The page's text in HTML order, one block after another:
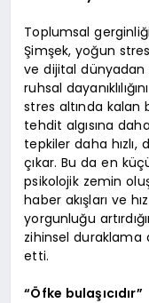
Toplumsal
Şimşek, yoğun
ve dijital dünyadan
ruhsal
stres altında kalan
tehdit algısına
tepkiler daha
çıkar. Bu da en
psikolojik zemin
haber akışları ve
yorgunluğu
zihinsel duraklama
etti.
“Öfke bulaşıcıdır”